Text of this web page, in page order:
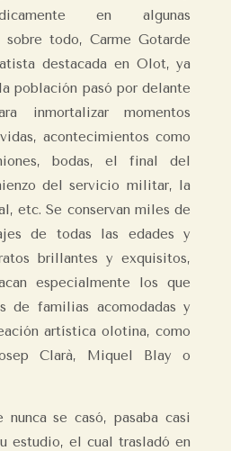
en algunas
sobre todo, Carme Gotarde
destacada en Olot, ya
población pasó por delante
inmortalizar momentos
acontecimientos como
bodas, el final del
del servicio militar, la
etc. Se conservan miles de
de todas las edades y
brillantes y exquisitos,
especialmente los que
de familias acomodadas y
artística olotina, como
Clarà, Miquel Blay o
nunca se casó, pasaba casi
estudio, el cual trasladó en